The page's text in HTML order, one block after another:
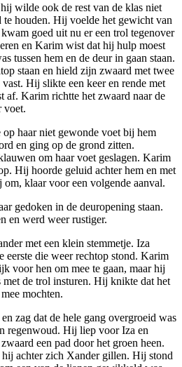
wilde ook de rest van de klas niet
houden. Hij voelde het gewicht van
goed uit nu er een trol tegenover
en Karim wist dat hij hulp moest
tussen hem en de deur in gaan staan.
staan en hield zijn zwaard met twee
Hij slikte een keer en rende met
af. Karim richtte het zwaard naar de
voet.
haar niet gewonde voet bij hem
en ging op de grond zitten.
om haar voet geslagen. Karim
Hij hoorde geluid achter hem en met
klaar voor een volgende aanval.
gedoken in de deuropening staan.
en werd weer rustiger.
met een klein stemmetje. Iza
eerste die weer rechtop stond. Karim
voor hen om mee te gaan, maar hij
de trol insturen. Hij knikte dat het
mochten.
zag dat de hele gang overgroeid was
regenwoud. Hij liep voor Iza en
een pad door het groen heen.
achter zich Xander gillen. Hij stond